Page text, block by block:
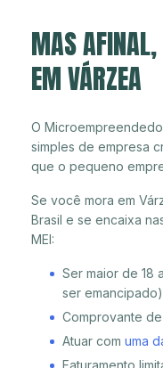
MAS AFINAL,
EM VÁRZEA
O
simples de empresa
que o pequeno
Se você mora em
Brasil e se encaixa
MEI:
Ser maior de 18
ser
Comprovante
Atuar com uma
Faturamento